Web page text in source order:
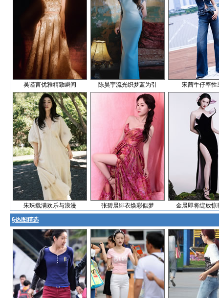
吴谨言优雅精致瞬间 陈昊宇流光织梦蓝为引 宋茜牛仔率性
朱珠载满欢乐与浪漫 张碧晨绯衣焕彩似梦 金晨即将绽放惊
§热图精选